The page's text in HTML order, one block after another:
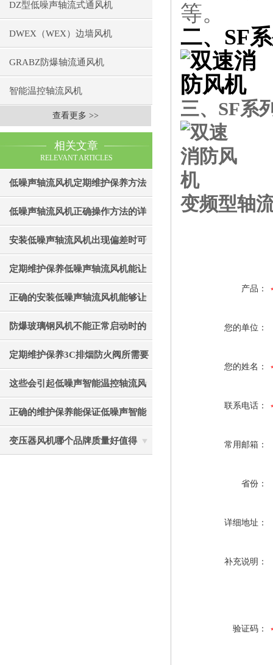
DZ型低噪声轴流式通风机
DWEX（WEX）边墙风机
GRABZ防爆轴流通风机
智能温控轴流风机
查看更多 >>
相关文章
RELEVANT ARTICLES
低噪声轴流风机定期维护保养方法
的简要介绍
低噪声轴流风机正确操作方法的详
细说明
安装低噪声轴流风机出现偏差时可
通过以下方法处理
定期维护保养低噪声轴流风机能让
其运行更加稳定
正确的安装低噪声轴流风机能够让
其效果发挥的更好
防爆玻璃钢风机不能正常启动时的
处理方法分享
定期维护保养3C排烟防火阀所需要
重要的事项分享
这些会引起低噪声智能温控轴流风
机轴温过高的因素要避免
正确的维护保养能保证低噪声智能
温控轴流风机的高效运行
变压器风机哪个品牌质量好值得
等。
二、SF
三、SF系
变频型轴
产品：
您的单位：
您的姓名：
联系电话：
常用邮箱：
省份：
详细地址：
补充说明：
验证码：